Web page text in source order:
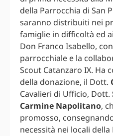
della Parrocchia di San
saranno distribuiti nei
famiglie in difficoltà ed
Don Franco Isabello,
parrocchiale e la
Scout Catanzaro IX. Ha
della donazione, il Dott.
Cavalieri di Ufficio, Dott.
Carmine Napolitano,
promosso,
necessità nei locali della